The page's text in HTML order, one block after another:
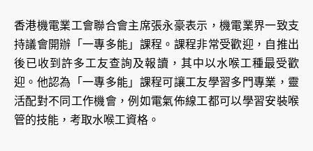
香港機電業工會聯合會主席張永豪表示，機電業界一致支
持議會開辦「一專多能」課程。課程非常受歡迎，自推出
後已收到許多工友查詢及報讀，其中以水喉工種最受歡
迎。他認為「一專多能」課程可讓工友學習多門專業，靈
活配對不同工作機會，例如電氣佈線工都可以學習安裝喉
管的技能，考取水喉工資格。